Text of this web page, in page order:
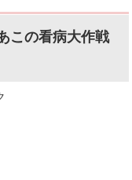
この看病大作戦